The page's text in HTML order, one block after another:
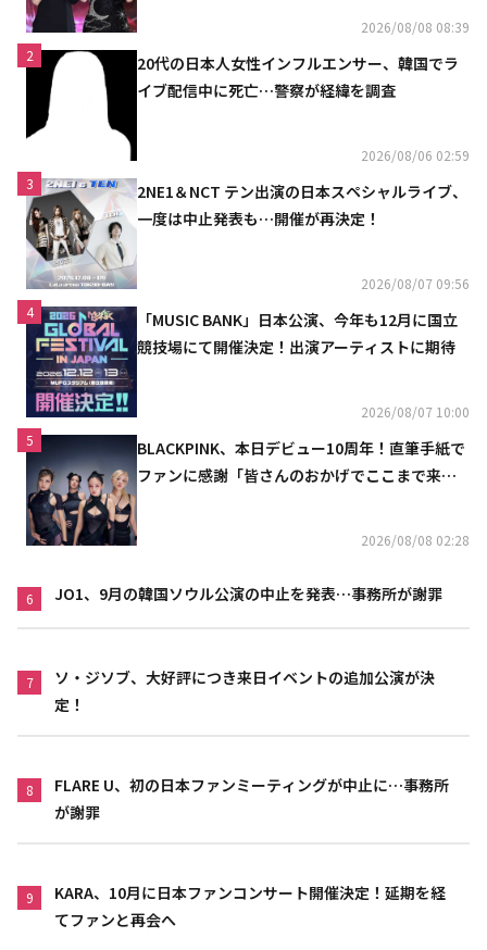
2026/08/08 08:39
2
20代の日本人女性インフルエンサー、韓国でラ
イブ配信中に死亡…警察が経緯を調査
2026/08/06 02:59
3
2NE1＆NCT テン出演の日本スペシャルライブ、
一度は中止発表も…開催が再決定！
2026/08/07 09:56
4
「MUSIC BANK」日本公演、今年も12月に国立
競技場にて開催決定！出演アーティストに期待
2026/08/07 10:00
5
BLACKPINK、本日デビュー10周年！直筆手紙で
ファンに感謝「皆さんのおかげでここまで来ら
2026/08/08 02:28
6 JO1、9月の韓国ソウル公演の中止を発表…事務所が謝罪
7
ソ・ジソブ、大好評につき来日イベントの追加公演が決
定！
8
FLARE U、初の日本ファンミーティングが中止に…事務所
が謝罪
9
KARA、10月に日本ファンコンサート開催決定！延期を経
てファンと再会へ